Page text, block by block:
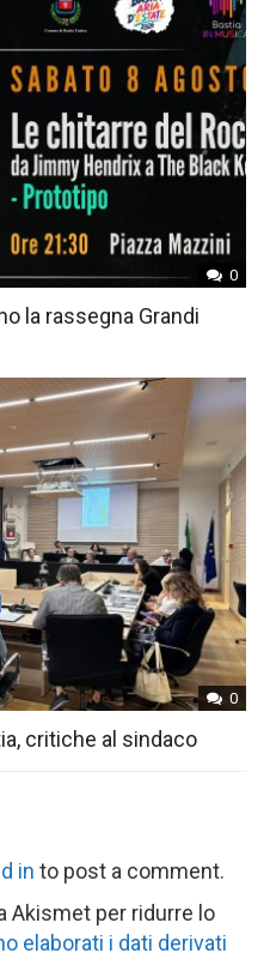
0
la rassegna Grandi
0
critiche al sindaco
in to post a comment.
Akismet per ridurre lo
elaborati i dati derivati